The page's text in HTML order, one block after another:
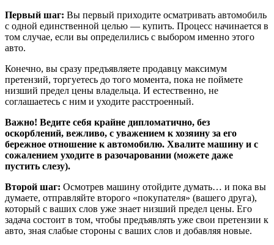
Первый шаг: Вы первый приходите осматривать автомобиль
с одной единственной целью — купить. Процесс начинается в
том случае, если вы определились с выбором именно этого
авто.
Конечно, вы сразу предъявляете продавцу максимум
претензий, торгуетесь до того момента, пока не поймете
низший предел цены владельца. И естественно, не
соглашаетесь с ним и уходите расстроенный.
Важно! Ведите себя крайне дипломатично, без
оскорблений, вежливо, с уважением к хозяину за его
бережное отношение к автомобилю. Хвалите машину и с
сожалением уходите в разочаровании (можете даже
пустить слезу).
Второй шаг: Осмотрев машину отойдите думать… и пока вы
думаете, отправляйте второго «покупателя» (вашего друга),
который с ваших слов уже знает низший предел цены. Его
задача состоит в том, чтобы предъявлять уже свои претензии к
авто, зная слабые стороны с ваших слов и добавляя новые.